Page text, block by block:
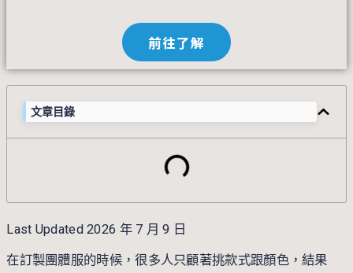
前往了解
文章目錄
Last Updated 2026 年 7 月 9 日
在訂製團體服的時候，很多人只顧著挑款式跟顏色，結果